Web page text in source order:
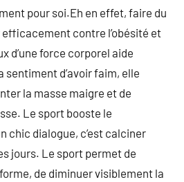
pour soi.Eh en effet, faire du
contre l’obésité et
d’une force corporel aide
sentiment d’avoir faim, elle
la masse maigre et de
Le sport booste le
chic dialogue, c’est calciner
jours. Le sport permet de
de diminuer visiblement la